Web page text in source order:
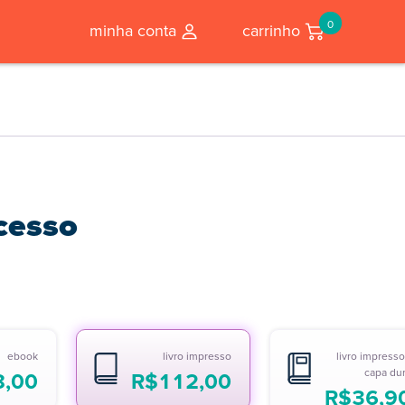
minha conta carrinho 0
ebook livro impresso
R$112,00
livro
capa
R$